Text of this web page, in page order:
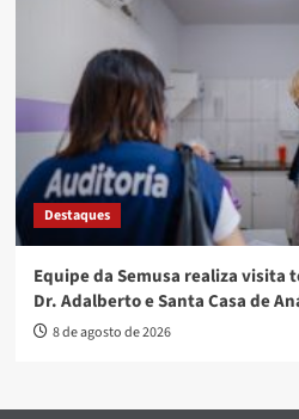
Destaques
Equipe da Semusa realiza visita
Dr. Adalberto e Santa Casa de
8 de agosto de 2026